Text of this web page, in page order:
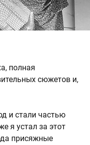
полная
сюжетов и,
и стали частью
я устал за этот
присяжные